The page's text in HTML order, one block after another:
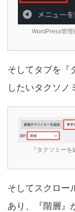
WordPress管
そしてタブを『
したいタクソノ
『タクソミー
そしてスクロー
あり、『階層』